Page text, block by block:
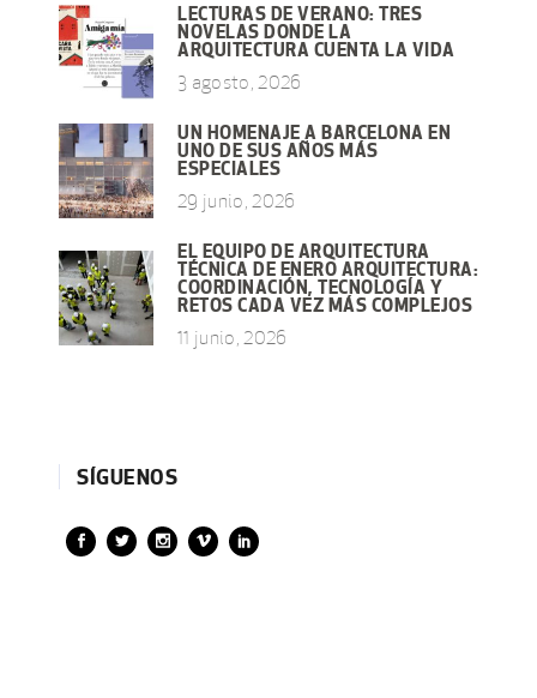
LECTURAS DE VERANO: TRES
NOVELAS DONDE LA
ARQUITECTURA CUENTA LA VIDA
3 agosto, 2026
UN HOMENAJE A BARCELONA EN
UNO DE SUS AÑOS MÁS
ESPECIALES
29 junio, 2026
EL EQUIPO DE ARQUITECTURA
TÉCNICA DE ENERO ARQUITECTURA:
COORDINACIÓN, TECNOLOGÍA Y
RETOS CADA VEZ MÁS COMPLEJOS
11 junio, 2026
SÍGUENOS